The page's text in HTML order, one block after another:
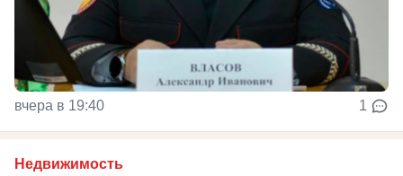
вчера в 19:40 1
Недвижимость